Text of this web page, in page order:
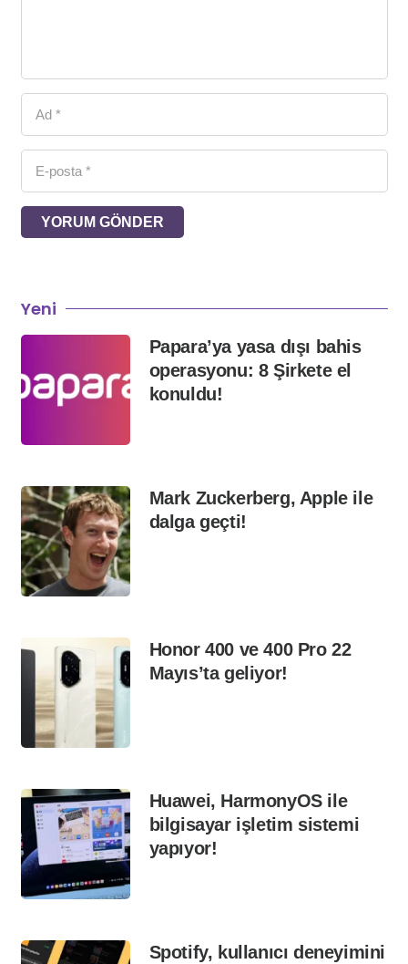
YORUM GÖNDER
Yeni
Papara’ya yasa dışı bahis
operasyonu: 8 Şirkete el
konuldu!
Mark Zuckerberg, Apple ile
dalga geçti!
Honor 400 ve 400 Pro 22
Mayıs’ta geliyor!
Huawei, HarmonyOS ile
bilgisayar işletim sistemi
yapıyor!
Spotify, kullanıcı deneyimini